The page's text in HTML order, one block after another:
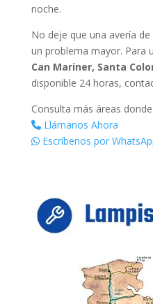
noche.
No deje que una avería
un problema mayor. Para
Can Mariner, Santa
disponible 24 horas,
Consulta más áreas
Llámanos Ahora
Escríbenos por